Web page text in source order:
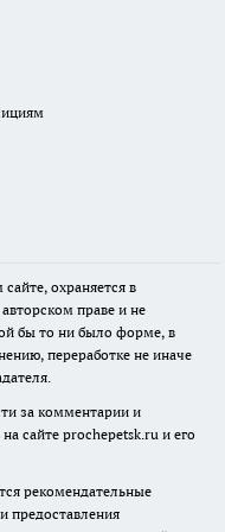
охраняется в
праве и не
бы то ни было форме, в
переработке не иначе
за комментарии и
сайте prochepetsk.ru и его
рекомендательные
предоставления